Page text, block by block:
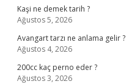
Kaşi ne demek tarih ?
Ağustos 5, 2026
Avangart tarzı ne anlama gelir ?
Ağustos 4, 2026
200cc kaç perno eder ?
Ağustos 3, 2026